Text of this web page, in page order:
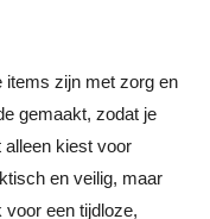
items zijn met zorg en
gemaakt, zodat je
alleen kiest voor
en veilig, maar
voor een tijdloze,